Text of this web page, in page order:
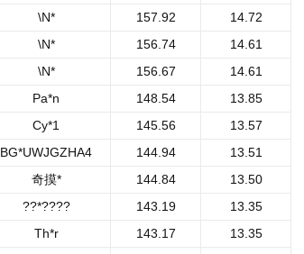
\N* 157.92
14.72
\N* 156.74
14.61
\N* 156.67
14.61
Pa*n 148.54
13.85
Cy*1 145.56
13.57
BG*UWJGZHA4 144.94
13.51
奇摸* 144.84
13.50
??*???? 143.19
13.35
Th*r 143.17
13.35